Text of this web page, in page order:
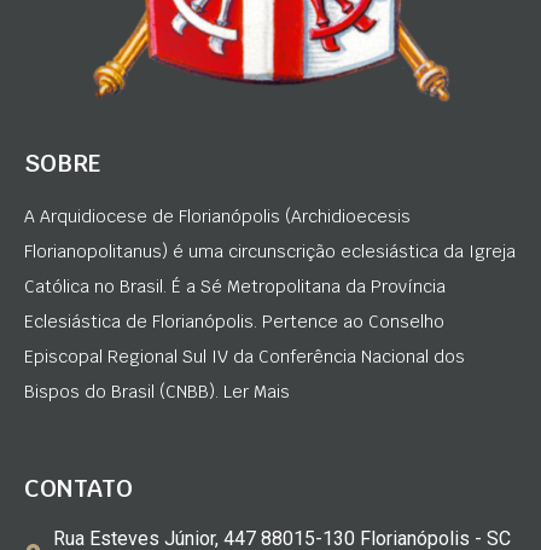
SOBRE
A Arquidiocese de Florianópolis (Archidioecesis
Florianopolitanus) é uma circunscrição eclesiástica da Igreja
Católica no Brasil. É a Sé Metropolitana da Província
Eclesiástica de Florianópolis. Pertence ao Conselho
Episcopal Regional Sul IV da Conferência Nacional dos
Bispos do Brasil (CNBB). Ler Mais
CONTATO
Rua Esteves Júnior, 447 88015-130 Florianópolis - SC